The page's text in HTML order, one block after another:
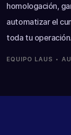
homologación,
automatizar el
toda tu operación.
EQUIPO LAUS ·